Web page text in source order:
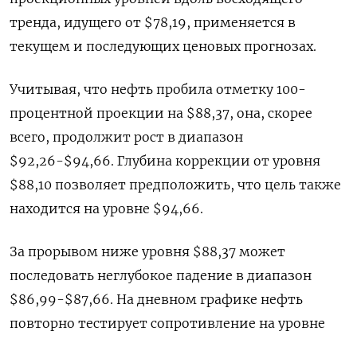
тренда, идущего от $78,19, применяется в
текущем и последующих ценовых прогнозах.
Учитывая, что нефть пробила отметку 100-
процентной проекции на $88,37, она, скорее
всего, продолжит рост в диапазон
$92,26-$94,66. Глубина коррекции от уровня
$88,10 позволяет предположить, что цель также
находится на уровне $94,66.
За прорывом ниже уровня $88,37 может
последовать неглубокое падение в диапазон
$86,99-$87,66. На дневном графике нефть
повторно тестирует сопротивление на уровне